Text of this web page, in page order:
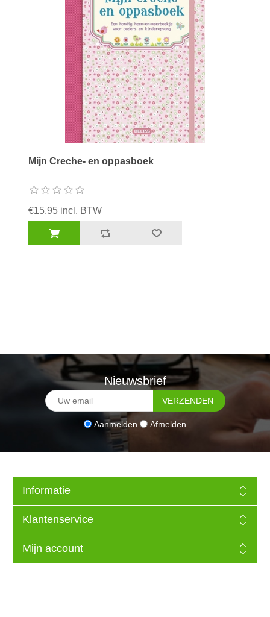
Mijn Creche- en oppasboek
€15,95 incl. BTW
Nieuwsbrief
Aanmelden Afmelden
Informatie
Klantenservice
Mijn account